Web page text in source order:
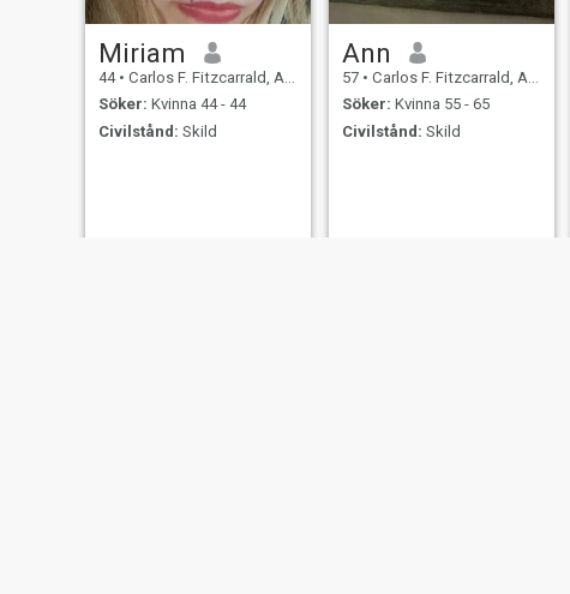
Miriam
44 • Carlos F. Fitzcarrald, Ancash, Peru
Söker: Kvinna 44 - 44
Civilstånd: Skild
Ann
57 • Carlos F. Fitzcarrald, Ancash, Peru
Söker: Kvinna 55 - 65
Civilstånd: Skild